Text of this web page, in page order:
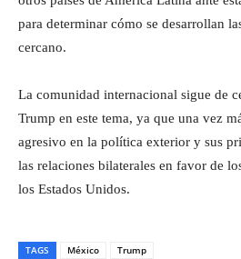
para determinar cómo se desarrollan
cercano.
La comunidad internacional sigue de
Trump en este tema, ya que una vez
agresivo en la política exterior y sus
las relaciones bilaterales en favor de
los Estados Unidos.
TAGS México Trump